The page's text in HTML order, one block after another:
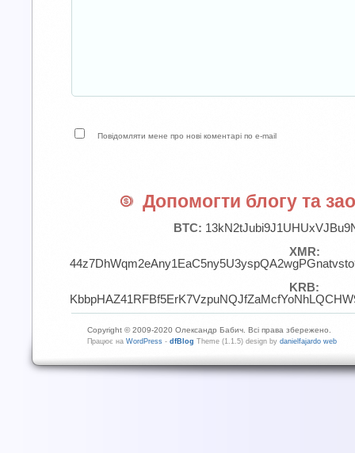
Повідомляти мене про нові коментарі по e-mail
Допомогти блогу та
BTC:
XMR:
KRB:
Copyright © 2009-2020 Олександр Бабич. Всі права збережено.
Працює на WordPress - dfBlog Theme (1.1.5) design by danielfajardo web